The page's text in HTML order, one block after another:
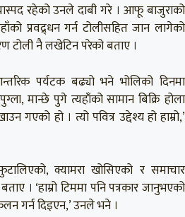
रहेको उनले दाबी गरे । आफू बाजुराको
प्रवद्र्धन गर्न टोलीसहित जान लागेको
टोली नै लखेटिन परेको बताए ।
पर्यटक बढ्यो भने भोलिको दिनमा
मान्छे पुगे त्यहाँको सामान बिक्रि होला
गएको हो । त्यो पवित्र उद्देश्य हो हाम्रो,’
क्यामरा खोसिएको र समाचार
। ‘हाम्रो टिममा पनि पत्रकार जानुभएको
गर्न दिइएन,’ उनले भने ।